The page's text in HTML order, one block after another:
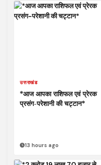
उत्तराखंड
*आज आपका राशिफल एवं प्रेरक
प्रसंग-परेशानी की चट्टान*
13 hours ago